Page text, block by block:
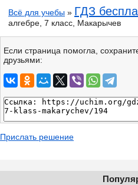
Всё для учебы » ГДЗ
алгебре, 7 класс, Макарычев
Если страница помогла,
друзьями:
Прислать решение